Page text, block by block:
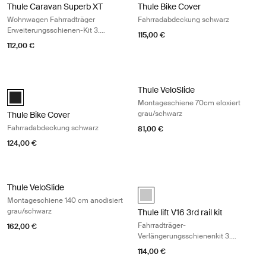
Thule Caravan Superb XT
Wohnwagen Fahrradträger
Erweiterungsschienen-Kit 3.
Fahrrad schwarz
112,00 €
Thule Bike Cover
Fahrradabdeckung schwarz
115,00 €
Black (selected)
Thule Bike Cover
Fahrradabdeckung schwarz
124,00 €
Thule VeloSlide
Montageschiene 70cm eloxiert
grau/schwarz
81,00 €
Thule VeloSlide
Montageschiene 140 cm anodisiert
grau/schwarz
162,00 €
anodised (selected)
Thule lift V16 3rd rail kit
Fahrradträger-
Verlängerungsschienenkit 3.
Fahrrad eloxiert grau
114,00 €